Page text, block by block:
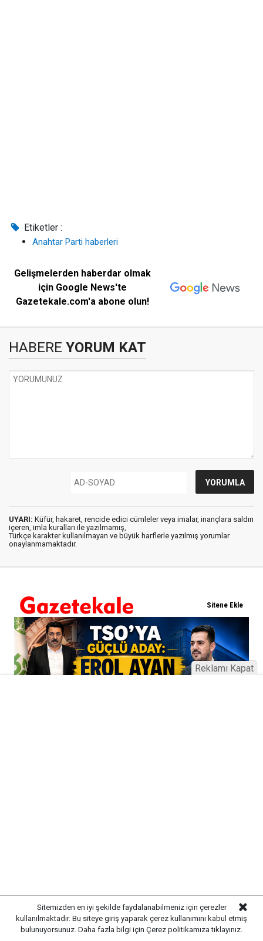
Etiketler :
Anahtar Parti haberleri
Gelişmelerden haberdar olmak
için Google News'te
Gazetekale.com'a abone olun!
HABERE YORUM KAT
UYARI: Küfür, hakaret, rencide edici cümleler veya imalar, inançlara saldırı
içeren, imla kuralları ile yazılmamış,
Türkçe karakter kullanılmayan ve büyük harflerle yazılmış yorumlar
onaylanmamaktadır.
Sitemizden en iyi şekilde faydalanabilmeniz için çerezler
kullanılmaktadır. Bu siteye giriş yaparak çerez kullanımını kabul etmiş
bulunuyorsunuz. Daha fazla bilgi için Çerez politikamıza tıklayınız.
Reklamı Kapat